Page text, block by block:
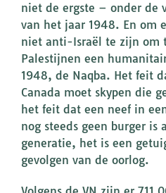
niet de ergste – onder de
van het jaar 1948. En om
niet anti-Israël te zijn om
Palestijnen een
1948, de Naqba. Het feit
Canada moet skypen die
het feit dat een neef in
nog steeds geen burger is
generatie, het is een
gevolgen van de oorlog.